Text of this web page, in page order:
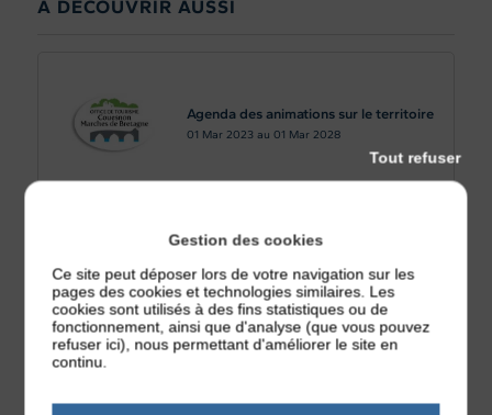
À DÉCOUVRIR AUSSI
Agenda des animations sur le territoire
01 Mar 2023 au 01 Mar 2028
Pique-Nique
Jeudi 13 Août 2026
Gestion des cookies
Ce site peut déposer lors de votre navigation sur les
pages des cookies et technologies similaires. Les
cookies sont utilisés à des fins statistiques ou de
fonctionnement, ainsi que d'analyse (que vous pouvez
refuser ici), nous permettant d'améliorer le site en
continu.
Tout refuser